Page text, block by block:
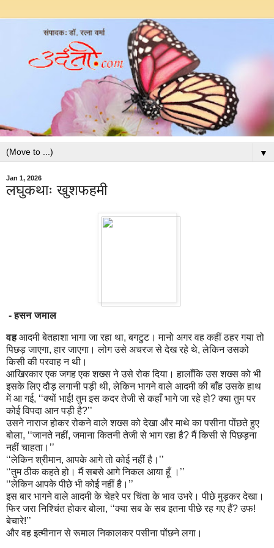
▼
Jan 1, 2026
लघुकथाः खुशफहमी
- हसन जमाल
वहआदमी बेतहाशा भागा जा रहा था, बगटुट। मानो अगर वह कहीं ठहर गया तो
पिछड़ जाएगा, हार जाएगा। लोग उसे अचरज से देख रहे थे, लेकिन उसको
किसी की परवाह न थी।
आखिरकार एक जगह एक शख्स ने उसे रोक दिया। हालाँकि उस शख्स को भी
इसके लिए दौड़ लगानी पड़ी थी, लेकिन भागने वाले आदमी की बाँह उसके हाथ
में आ गई, ‘‘क्यों भाई! तुम इस कदर तेजी से कहाँ भागे जा रहे हो? क्या तुम पर
कोई विपदा आन पड़ी है?’’
उसने नाराज होकर रोकने वाले शख्स को देखा और माथे का पसीना पोंछते हुए
बोला, ‘‘जानते नहीं, जमाना कितनी तेजी से भाग रहा है? मैं किसी से पिछड़ना
नहीं चाहता।’’
‘‘लेकिन श्रीमान, आपके आगे तो कोई नहीं है।’’
‘‘तुम ठीक कहते हो। मैं सबसे आगे निकल आया हूँ ।’’
‘‘लेकिन आपके पीछे भी कोई नहीं है।’’
इस बार भागने वाले आदमी के चेहरे पर चिंता के भाव उभरे। पीछे मुड़कर देखा।
फिर जरा निश्चिंत होकर बोला, ‘‘क्या सब के सब इतना पीछे रह गए हैं? उफ!
बेचारे!’’
और वह इत्मीनान से रूमाल निकालकर पसीना पोंछने लगा।